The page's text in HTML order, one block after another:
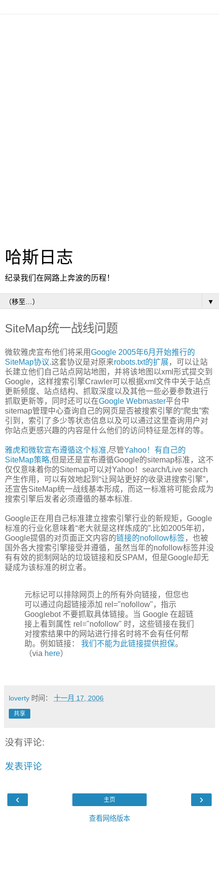
哈斯日志
纪录我们在网路上奔波的历程！
▼
SiteMap统一战线问题
微软雅虎宣布他们将采用Google 2005年6月开始推行的
SiteMap协议.这套协议是对原来robots.txt的扩展，可以让站
长建立他们自己站点网站地图，并将该地图以xml形式提交到
Google，这样搜索引擎Crawler可以根据xml文件中关于站点
更新频度、站点结构、抓取深度以及其他一些必要参数进行
抓取更新等，同时还可以在Google Webmaster平台中
sitemap管理中心查询自己的网页是否被搜索引擎的“爬虫”索
引到，索引了多少等状态信息以及可以通过这里查询用户对
你站点更感兴趣的内容是什么他们的访问特征是怎样的等。
雅虎和微软宣布遵循这个标准,尽管Yahoo！有自己的
SiteMap策略,但是还是宣布遵循Google的sitemap标准，这不
仅仅意味着你的Sitemap可以对Yahoo！search/Live search
产生作用，可以有效地起到“让网站更好的收录进搜索引擎”，
还宣告SiteMap统一战线基本形成，而这一标准将可能会成为
搜索引擎后发者必须遵循的基本标准.
Google正在用自己标准建立搜索引擎行业的新规矩，Google
标准的行业化意味着“老大就是这样炼成的”.比如2005年初，
Google提倡的对页面正文内容的链接的nofollow标签，也被
国外各大搜索引擎接受并遵循，虽然当年的nofollow标签并没
有有效的扼制网站的垃圾链接和反SPAM，但是Google却无
疑成为该标准的树立者。
元标记可以排除网页上的所有外向链接，但您也
可以通过向超链接添加 rel="nofollow"，指示
Googlebot 不要抓取具体链接。当 Google 在超链
接上看到属性 rel="nofollow" 时，这些链接在我们
对搜索结果中的网站进行排名时将不会有任何帮
助。例如链接： 我们不能为此链接提供担保。
（via here）
loverty 时间： 十一月 17, 2006
共享
没有评论:
发表评论
‹ ›
主页
查看网络版本